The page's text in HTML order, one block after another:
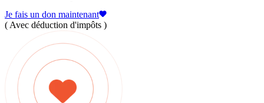
Je fais un don maintenant
( Avec déduction d'impôts )